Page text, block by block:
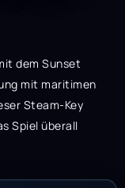
dem Sunset
mit maritimen
Steam-Key
Spiel überall